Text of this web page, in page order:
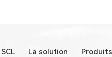
La solution Produits